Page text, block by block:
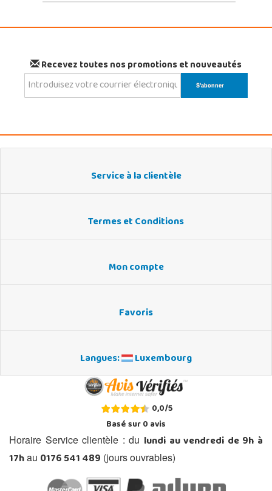
Recevez toutes nos promotions et nouveautés
Service à la clientèle
Termes et Conditions
Mon compte
Favoris
Langues: Luxembourg
0,0/5
Basé sur0avis
Horaire Service clientèle : du lundi au vendredi de 9h à
17hau 0176 541 489 (jours ouvrables)